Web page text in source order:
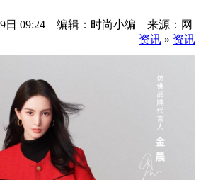
日 09:24 编辑：时尚小编 来源：网
资讯 » 资讯